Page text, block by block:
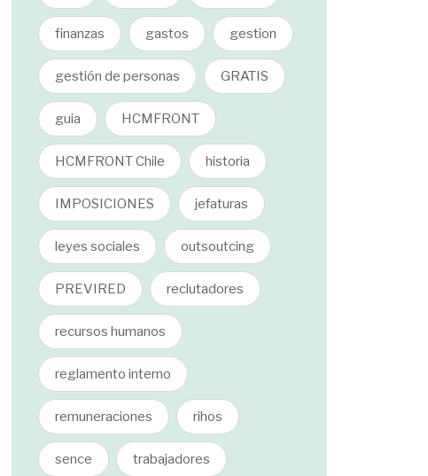
finanzas gastos gestion
gestión de personas GRATIS
guia HCMFRONT
HCMFRONT Chile historia
IMPOSICIONES jefaturas
leyes sociales outsoutcing
PREVIRED reclutadores
recursos humanos
reglamento interno
remuneraciones rihos
sence trabajadores